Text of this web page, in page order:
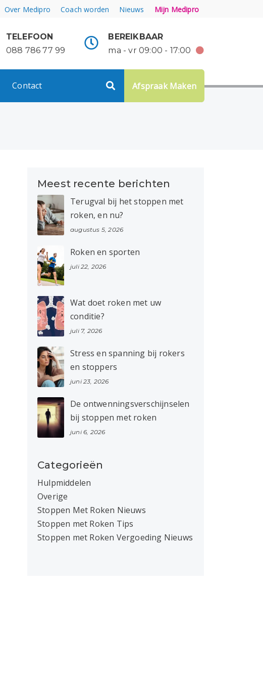
Over Medipro Coach worden Nieuws Mijn Medipro
TELEFOON
088 786 77 99
BEREIKBAAR
ma - vr 09:00 - 17:00
Contact Afspraak Maken
Meest recente berichten
Terugval bij het stoppen met
roken, en nu?
augustus 5, 2026
Roken en sporten
juli 22, 2026
Wat doet roken met uw
conditie?
juli 7, 2026
Stress en spanning bij rokers
en stoppers
juni 23, 2026
De ontwenningsverschijnselen
bij stoppen met roken
juni 6, 2026
Categorieën
Hulpmiddelen
Overige
Stoppen Met Roken Nieuws
Stoppen met Roken Tips
Stoppen met Roken Vergoeding Nieuws